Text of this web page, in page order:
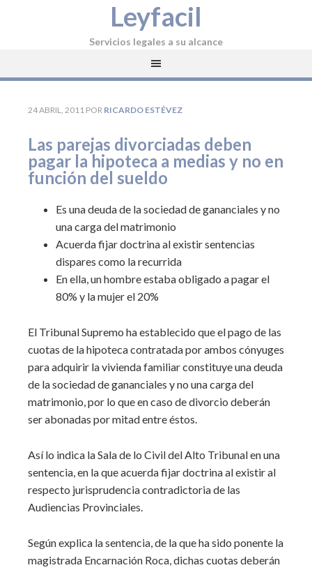
Leyfacil
Servicios legales a su alcance
24 ABRIL, 2011 POR RICARDO ESTÉVEZ
Las parejas divorciadas deben
pagar la hipoteca a medias y no en
función del sueldo
Es una deuda de la sociedad de gananciales y no
una carga del matrimonio
Acuerda fijar doctrina al existir sentencias
dispares como la recurrida
En ella, un hombre estaba obligado a pagar el
80% y la mujer el 20%
El Tribunal Supremo ha establecido que el pago de las
cuotas de la hipoteca contratada por ambos cónyuges
para adquirir la vivienda familiar constituye una deuda
de la sociedad de gananciales y no una carga del
matrimonio, por lo que en caso de divorcio deberán
ser abonadas por mitad entre éstos.
Así lo indica la Sala de lo Civil del Alto Tribunal en una
sentencia, en la que acuerda fijar doctrina al existir al
respecto jurisprudencia contradictoria de las
Audiencias Provinciales.
Según explica la sentencia, de la que ha sido ponente la
magistrada Encarnación Roca, dichas cuotas deberán